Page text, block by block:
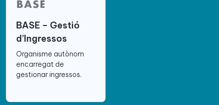
BASE – Gestió
d’Ingressos
Organisme autònom
encarregat de
gestionar ingressos.